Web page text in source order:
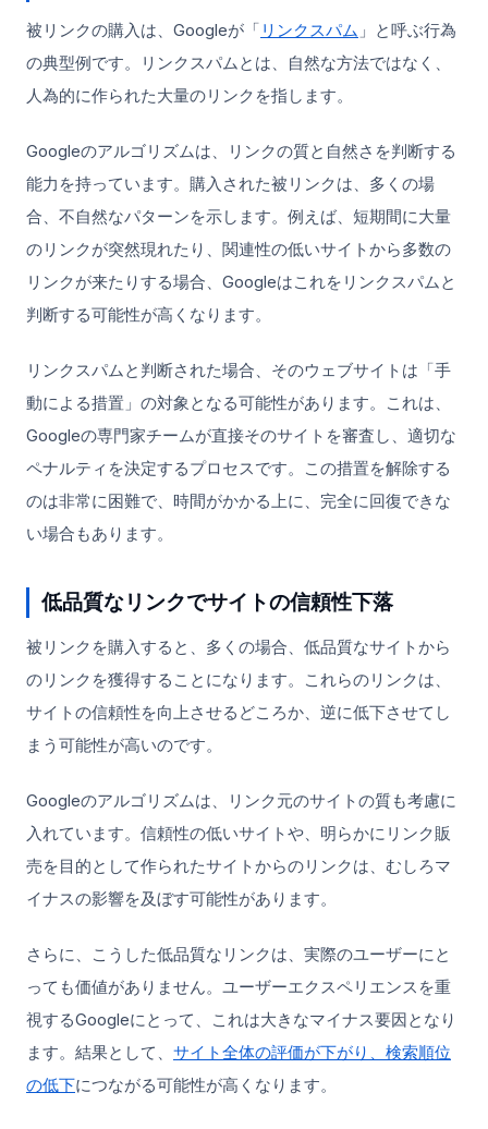
被リンクの購入は、Googleが「 リンクスパム 」と呼ぶ行為
の典型例です。リンクスパムとは、自然な方法ではなく、
人為的に作られた大量のリンクを指します。
Googleのアルゴリズムは、リンクの質と自然さを判断する
能力を持っています。購入された被リンクは、多くの場
合、不自然なパターンを示します。例えば、短期間に大量
のリンクが突然現れたり、関連性の低いサイトから多数の
リンクが来たりする場合、Googleはこれをリンクスパムと
判断する可能性が高くなります。
リンクスパムと判断された場合、そのウェブサイトは「手
動による措置」の対象となる可能性があります。これは、
Googleの専門家チームが直接そのサイトを審査し、適切な
ペナルティを決定するプロセスです。この措置を解除する
のは非常に困難で、時間がかかる上に、完全に回復できな
い場合もあります。
低品質なリンクでサイトの信頼性下落
被リンクを購入すると、多くの場合、低品質なサイトから
のリンクを獲得することになります。これらのリンクは、
サイトの信頼性を向上させるどころか、逆に低下させてし
まう可能性が高いのです。
Googleのアルゴリズムは、リンク元のサイトの質も考慮に
入れています。信頼性の低いサイトや、明らかにリンク販
売を目的として作られたサイトからのリンクは、むしろマ
イナスの影響を及ぼす可能性があります。
さらに、こうした低品質なリンクは、実際のユーザーにと
っても価値がありません。ユーザーエクスペリエンスを重
視するGoogleにとって、これは大きなマイナス要因となり
ます。結果として、 サイト全体の評価が下がり、検索順位
の低下につながる可能性が高くなります。